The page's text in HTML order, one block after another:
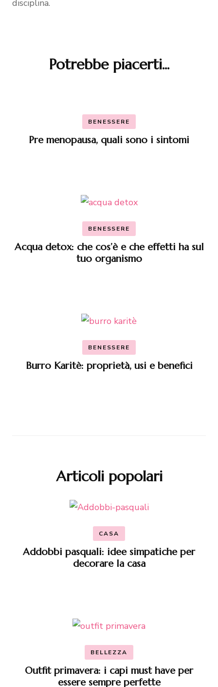
disciplina.
NavigazionePotrebbe piacerti...
BENESSERE
Pre menopausa, quali sono i sintomi
BENESSERE
Acqua detox: che cos’è e che effetti ha sul
tuo organismo
BENESSERE
Burro Karitè: proprietà, usi e benefici
Articoli popolari
CASA
Addobbi pasquali: idee simpatiche per
decorare la casa
BELLEZZA
Outfit primavera: i capi must have per
essere sempre perfette